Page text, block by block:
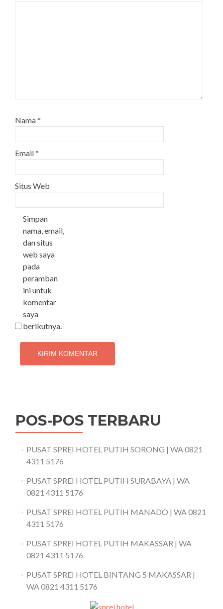
Nama*
Email*
Situs Web
Simpan
nama, email,
dan situs
web saya
pada
peramban
ini untuk
komentar
saya
berikutnya.
POS-POS TERBARU
PUSAT SPREI HOTEL PUTIH SORONG | WA 0821
4311 5176
PUSAT SPREI HOTEL PUTIH SURABAYA | WA
0821 4311 5176
PUSAT SPREI HOTEL PUTIH MANADO | WA 0821
4311 5176
PUSAT SPREI HOTEL PUTIH MAKASSAR | WA
0821 4311 5176
PUSAT SPREI HOTEL BINTANG 5 MAKASSAR |
WA 0821 4311 5176